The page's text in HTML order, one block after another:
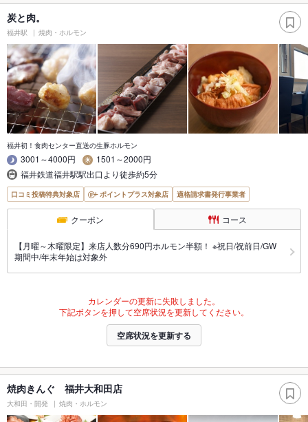
炭と肉。
福井駅 焼肉・ホルモン
福井初！食肉センター直送の生豚ホルモン
3001～4000円
1501～2000円
福井鉄道福井駅駅出口より徒歩約5分
口コミ投稿特典対象店 ポイントプラス対象店 適格請求書発行事業者
クーポン コース
【月曜～木曜限定】来店人数分690円ホルモン半額！ ※祝日/祝前日/GW
期間中/年末年始は対象外
カレンダーの更新に失敗しました。
下記ボタンを押して空席状況を更新してください。
空席状況を更新する
焼肉きんぐ 福井大和田店
大和田・開発 焼肉・ホルモン